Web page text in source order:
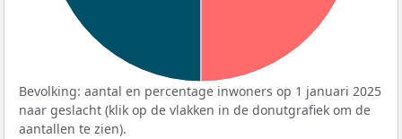
Bevolking: aantal en percentage inwoners op 1 januari 2025
naar geslacht (klik op de vlakken in de donutgrafiek om de
aantallen te zien).